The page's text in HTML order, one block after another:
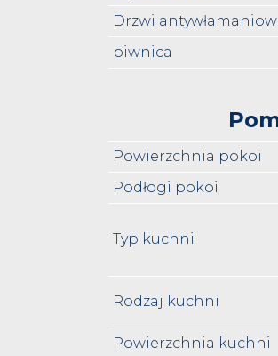
Drzwi
piwnica
Powierzchnia pokoi
Podłogi pokoi
Typ kuchni
Rodzaj kuchni
Powierzchnia kuchni